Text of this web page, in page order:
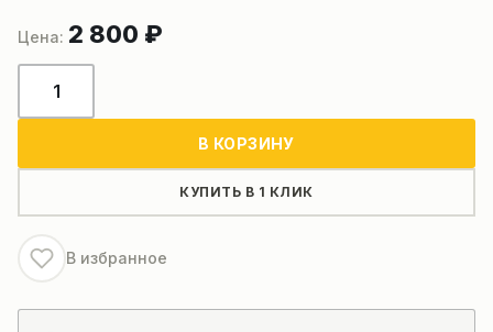
2 800 ₽
товара
113-
01B+A
В КОРЗИНУ
КУПИТЬ В 1 КЛИК
В избранное